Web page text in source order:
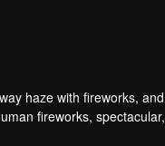
haze with fireworks, and
fireworks, spectacular,
tomorrow.